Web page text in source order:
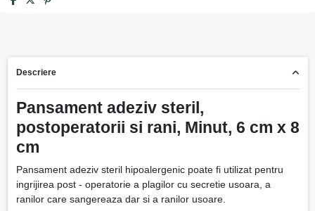
Descriere
Pansament adeziv steril,
postoperatorii si rani, Minut, 6 cm x 8
cm
Pansament adeziv steril hipoalergenic poate fi utilizat pentru
ingrijirea post - operatorie a plagilor cu secretie usoara, a
ranilor care sangereaza dar si a ranilor usoare.